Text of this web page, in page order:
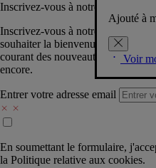
Ajouté à
Voir
Inscrivez-vous à notre Newsletter
Inscrivez-vous à notre newsletter
souhaiter la bienvenue dans la
courant des nouveautés,
encore.
Entrer votre adresse email
En soumettant le formulaire,
la Politique relative aux cookies.